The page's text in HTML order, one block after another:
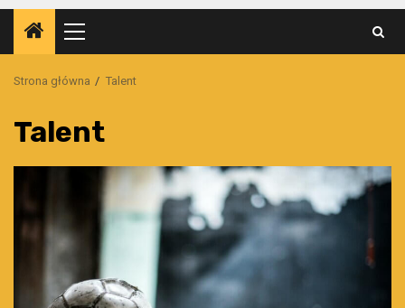
Menu
główne
Strona główna Talent
Talent